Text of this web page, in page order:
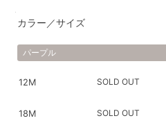
カラー／サイズ
パープル
12M SOLD OUT
18M SOLD OUT